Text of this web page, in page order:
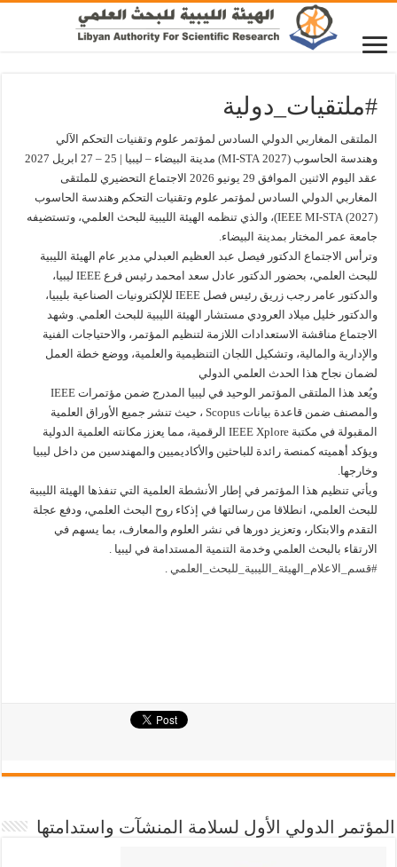
#ملتقيات_دولية
الملتقى المغاربي الدولي السادس لمؤتمر علوم وتقنيات التحكم الآلي
وهندسة الحاسوب (2027 MI-STA) مدينة البيضاء – ليبيا | 25 – 27 ابريل 2027
عقد اليوم الاثنين الموافق 29 يونيو 2026 الاجتماع التحضيري للملتقى
المغاربي الدولي السادس لمؤتمر علوم وتقنيات التحكم وهندسة الحاسوب
(2027) IEEE MI-STA)، والذي تنظمه الهيئة الليبية للبحث العلمي، وتستضيفه
جامعة عمر المختار بمدينة البيضاء.
وترأس الاجتماع الدكتور فيصل عبد العظيم العبدلي مدير عام الهيئة الليبية
للبحث العلمي، بحضور الدكتور عادل سعد امحمد رئيس فرع IEEE ليبيا،
والدكتور عامر رجب زريق رئيس فصل IEEE للإلكترونيات الصناعية بليبيا،
والدكتور خليل ميلاد العرودي مستشار الهيئة الليبية للبحث العلمي. وشهد
الاجتماع مناقشة الاستعدادات اللازمة لتنظيم المؤتمر، والاحتياجات الفنية
والإدارية والمالية، وتشكيل اللجان التنظيمية والعلمية، ووضع خطة العمل
لضمان نجاح هذا الحدث العلمي الدولي
ويُعد هذا الملتقى المؤتمر الوحيد في ليبيا المدرج ضمن مؤتمرات IEEE
والمصنف ضمن قاعدة بيانات Scopus ، حيث تنشر جميع الأوراق العلمية
المقبولة في مكتبة IEEE Xplore الرقمية، مما يعزز مكانته العلمية الدولية
ويؤكد أهميته كمنصة رائدة للباحثين والأكاديميين والمهندسين من داخل ليبيا
وخارجها.
ويأتي تنظيم هذا المؤتمر في إطار الأنشطة العلمية التي تنفذها الهيئة الليبية
للبحث العلمي، انطلاقا من رسالتها في إذكاء روح البحث العلمي، ودفع عجلة
التقدم والابتكار، وتعزيز دورها في نشر العلوم والمعارف، بما يسهم في
الارتقاء بالبحث العلمي وخدمة التنمية المستدامة في ليبيا .
#قسم_الاعلام_الهيئة_الليبية_للبحث_العلمي .
المؤتمر الدولي الأول لسلامة المنشآت واستدامتها